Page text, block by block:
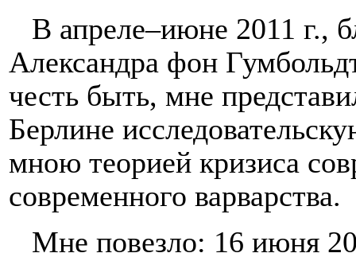
В апреле–июне 2011 г.,
Александра фон
честь быть, мне
Берлине
мною теорией кризиса
современного варварства.
Мне повезло: 16 июня